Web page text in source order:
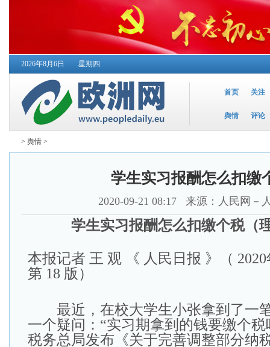
2026年8月6日 星期四
首页 关注
舆情 评论
> 舆情 >
学生实习报酬怎么扣缴
2020-09-21 08:17 来源：人民网－
学生实习报酬怎么扣缴个税（
本报记者 王 观
《 人民日报 》（
第 18 版）
最近，在校大学生小张拿到了一
一个疑问：“实习期拿到的钱要缴个
税务总局发布《关于完善调整部分纳